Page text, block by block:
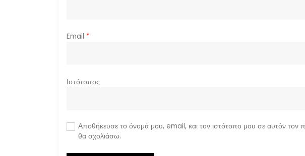
Email *
Ιστότοπος
Αποθήκευσε το όνομά μου, email, και τον ιστότοπο μου σε αυτόν τον
θα σχολιάσω.